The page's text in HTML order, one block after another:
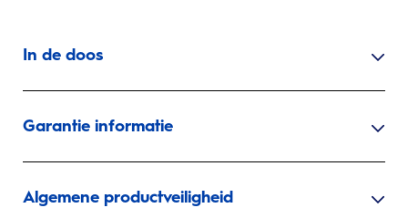
In de doos
Garantie informatie
Algemene productveiligheid